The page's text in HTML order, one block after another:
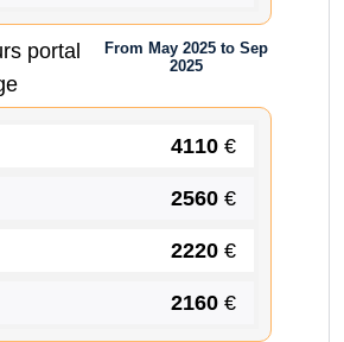
From May 2025 to Sep
2025
4110 €
2560 €
2220 €
2160 €